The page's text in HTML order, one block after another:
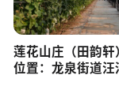
玻璃观景塔、划船
越，适合玩一整天
9:00–17:30（夏
到 18:00）
莲花山庄（田韵轩）
位置：龙泉街道汪